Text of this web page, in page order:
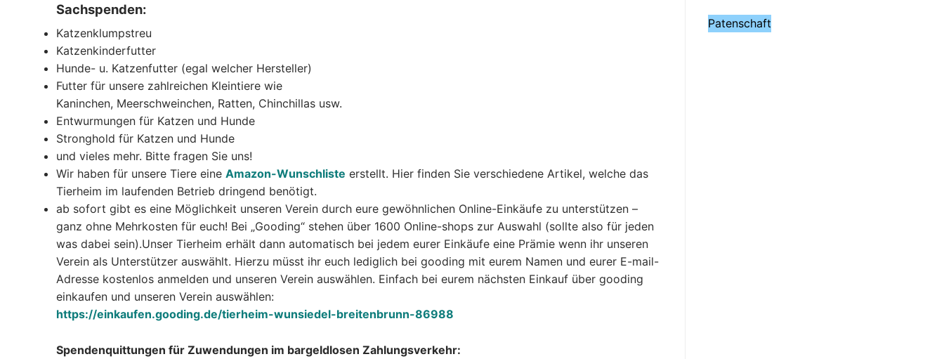
Sachspenden:
Katzenklumpstreu
Katzenkinderfutter
Hunde- u. Katzenfutter (egal welcher Hersteller)
Futter für unsere zahlreichen Kleintiere wie
Kaninchen, Meerschweinchen, Ratten, Chinchillas usw.
Entwurmungen für Katzen und Hunde
Stronghold für Katzen und Hunde
und vieles mehr. Bitte fragen Sie uns!
Wir haben für unsere Tiere eine Amazon-Wunschliste erstellt. Hier finden Sie verschiedene Artikel, welche das
Tierheim im laufenden Betrieb dringend benötigt.
ab sofort gibt es eine Möglichkeit unseren Verein durch eure gewöhnlichen Online-Einkäufe zu unterstützen –
ganz ohne Mehrkosten für euch! Bei „Gooding“ stehen über 1600 Online-shops zur Auswahl (sollte also für jeden
was dabei sein).Unser Tierheim erhält dann automatisch bei jedem eurer Einkäufe eine Prämie wenn ihr unseren
Verein als Unterstützer auswählt. Hierzu müsst ihr euch lediglich bei gooding mit eurem Namen und eurer E-mail-
Adresse kostenlos anmelden und unseren Verein auswählen. Einfach bei eurem nächsten Einkauf über gooding
einkaufen und unseren Verein auswählen:
https://einkaufen.gooding.de/tierheim-wunsiedel-breitenbrunn-86988
Spendenquittungen für Zuwendungen im bargeldlosen Zahlungsverkehr:
Patenschaft